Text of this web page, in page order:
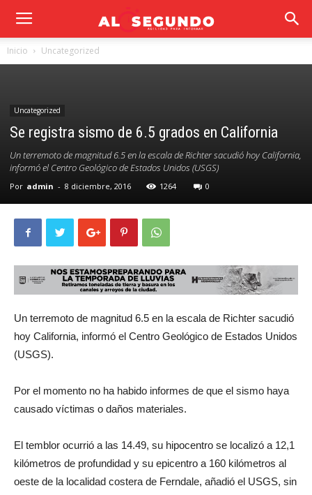
Inicio Uncategorized
Uncategorized
Se registra sismo de 6.5 grados en California
Un terremoto de magnitud 6.5 en la escala de Richter sacudió hoy California,
informó el Centro Geológico de Estados Unidos (USGS)
Por admin - 8 diciembre, 2016 1264 0
Un terremoto de magnitud 6.5 en la escala de Richter sacudió
hoy California, informó el Centro Geológico de Estados Unidos
(USGS).
Por el momento no ha habido informes de que el sismo haya
causado víctimas o daños materiales.
El temblor ocurrió a las 14.49, su hipocentro se localizó a 12,1
kilómetros de profundidad y su epicentro a 160 kilómetros al
oeste de la localidad costera de Ferndale, añadió el USGS, sin